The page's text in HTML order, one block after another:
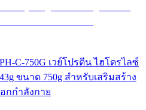
C-750G เวย์โปรตีน ไฮโดรไลซ์
ขนาด 750g สำหรับเสริมสร้าง
กกำลังกาย